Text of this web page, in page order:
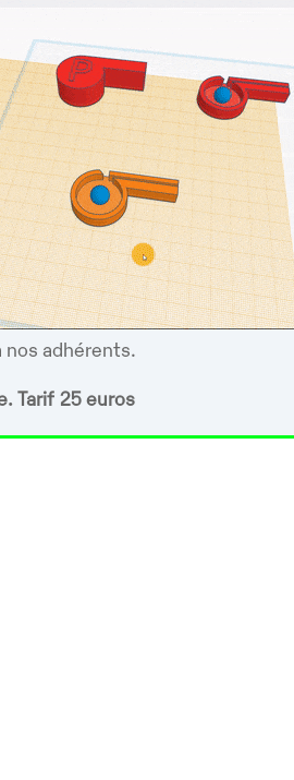
adhérents.
Tarif 25 euros